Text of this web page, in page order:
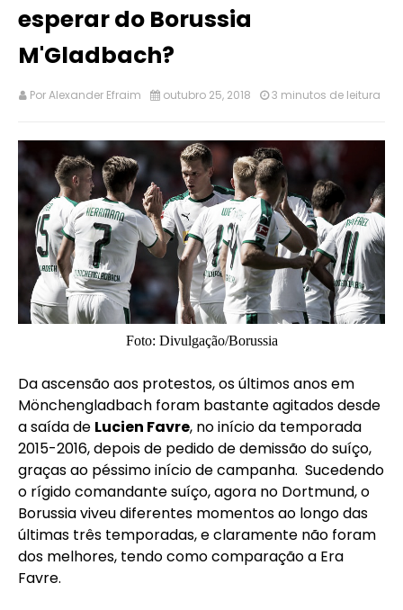
esperar do Borussia
M'Gladbach?
PorAlexander Efraim outubro 25, 2018 3 minutos de leitura
Foto: Divulgação/Borussia
Da ascensão aos protestos, os últimos anos em
Mönchengladbach foram bastante agitados desde
a saída de Lucien Favre, no início da temporada
2015-2016, depois de pedido de demissão do suíço,
graças ao péssimo início de campanha. Sucedendo
o rígido comandante suíço, agora no Dortmund, o
Borussia viveu diferentes momentos ao longo das
últimas três temporadas, e claramente não foram
dos melhores, tendo como comparação a Era
Favre.